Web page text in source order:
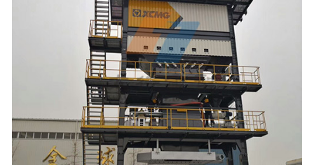
- 河南砂石筛
- 河南直线筛
- 河南香蕉筛
河南给料设备